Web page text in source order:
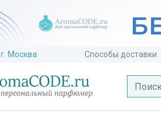
г. Москва Способы доставки